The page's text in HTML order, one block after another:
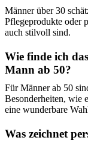
Männer über 30
Pflegeprodukte oder
auch stilvoll sind.
Wie finde ich
Mann ab 50?
Für Männer ab 50
Besonderheiten, wie
eine wunderbare
Was zeichnet